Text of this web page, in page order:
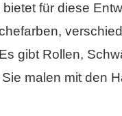
für diese
gibt Rollen,
malen mit den